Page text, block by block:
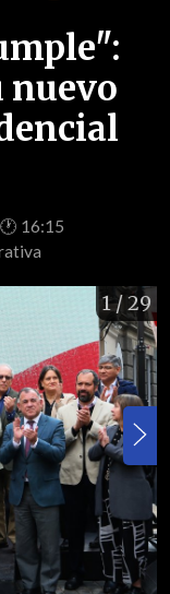
nuevo
16:15
1/ 29